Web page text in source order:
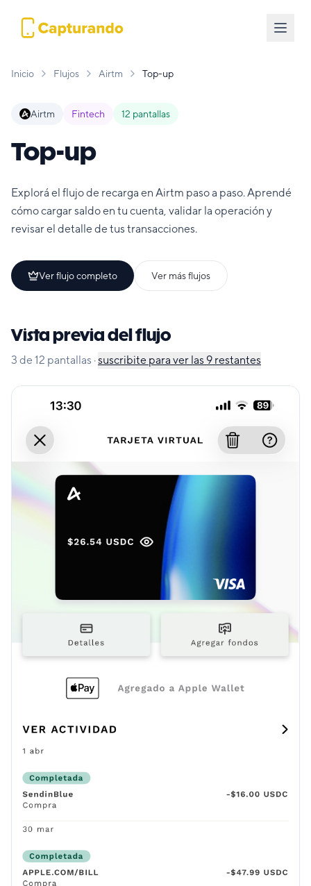
Inicio Flujos Airtm Top-up
Airtm Fintech 12 pantallas
Top-up
Explorá el flujo de recarga en Airtm paso a paso. Aprendé
cómo cargar saldo en tu cuenta, validar la operación y
revisar el detalle de tus transacciones.
Ver flujo completo Ver más flujos
Vista previa del flujo
3 de 12 pantallas ·suscribite para ver las 9 restantes